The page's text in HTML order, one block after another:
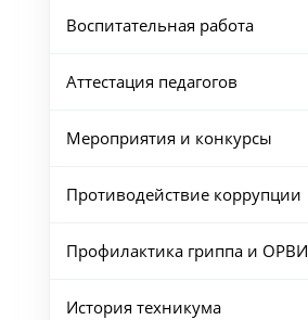
Воспитательная работа
Аттестация педагогов
Мероприятия и конкурсы
Противодействие коррупции
Профилактика гриппа и ОРВИ
История техникума